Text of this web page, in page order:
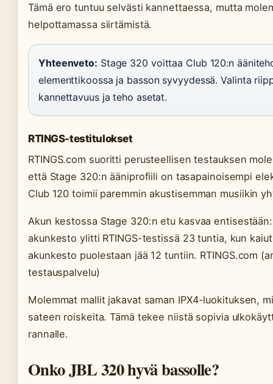
Tämä ero tuntuu selvästi kannettaessa, mutta
helpottamassa siirtämistä.
Yhteenveto: Stage 320 voittaa Club 120:n
elementtikoossa ja basson syvyydessä. Valinta
kannettavuus ja teho asetat.
RTINGS-testitulokset
RTINGS.com suoritti perusteellisen testauksen
että Stage 320:n ääniprofiili on tasapainoisempi
Club 120 toimii paremmin akustisemman musiikin
Akun kestossa Stage 320:n etu kasvaa
akunkesto ylitti RTINGS-testissä 23 tuntia, kun
akunkesto puolestaan jää 12 tuntiin. RTINGS.com
testauspalvelu)
Molemmat mallit jakavat saman IPX4-luokituksen,
sateen roiskeita. Tämä tekee niistä sopivia
rannalle.
Onko JBL 320 hyvä bassolle?